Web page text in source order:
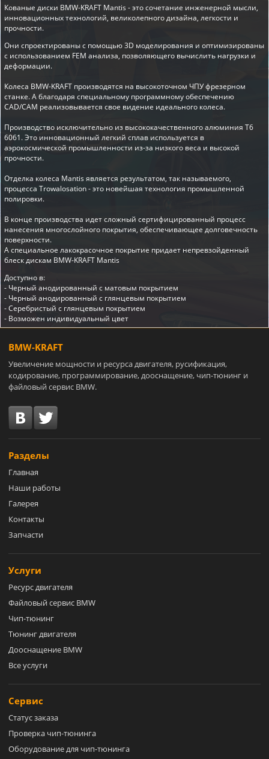
Кованые диски BMW-KRAFT Mantis - это сочетание инженерной мысли,
инновационных технологий, великолепного дизайна, легкости и
прочности.
Они спроектированы с помощью 3D моделирования и оптимизированы
с использованием FEM анализа, позволяющего вычислить нагрузки и
деформации.
Колеса BMW-KRAFT производятся на высокоточном ЧПУ фрезерном
станке. А благодаря специальному программному обеспечению
CAD/CAM реализовывается свое видение идеального колеса.
Производство исключительно из высококачественного алюминия T6
6061. Это инновационный легкий сплав используется в
аэрокосмической промышленности из-за низкого веса и высокой
прочности.
Отделка колеса Mantis является результатом, так называемого,
процесса Trowalosation - это новейшая технология промышленной
полировки.
В конце производства идет сложный сертифицированный процесс
нанесения многослойного покрытия, обеспечивающее долговечность
поверхности.
А специальное лакокрасочное покрытие придает непревзойденный
блеск дискам BMW-KRAFT Mantis
Доступно в:
- Черный анодированный с матовым покрытием
- Черный анодированный с глянцевым покрытием
- Серебристый с глянцевым покрытием
- Возможен индивидуальный цвет
BMW-KRAFT
Увеличение мощности и ресурса двигателя, русификация,
кодирование, программирование, дооснащение, чип-тюнинг и
файловый сервис BMW.
Разделы
Главная
Наши работы
Галерея
Контакты
Запчасти
Услуги
Ресурс двигателя
Файловый сервис BMW
Чип-тюнинг
Тюнинг двигателя
Дооснащение BMW
Все услуги
Сервис
Статус заказа
Проверка чип-тюнинга
Оборудование для чип-тюнинга